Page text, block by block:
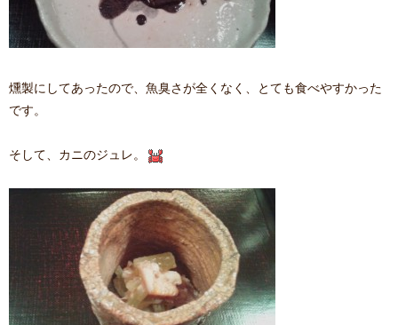
燻製にしてあったので、魚臭さが全くなく、とても食べやすかった
です。
そして、カニのジュレ。